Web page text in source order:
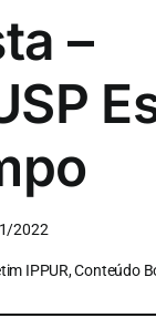
–
2022
IPPUR, Conteúdo